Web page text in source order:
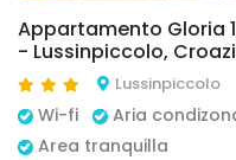
Appartamento Gloria
- Lussinpiccolo,
Lussinpiccolo
Wi-fi Aria
Area tranquilla